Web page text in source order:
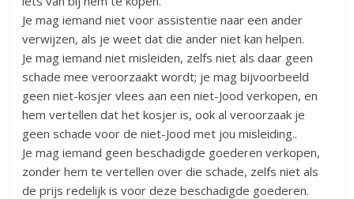
Je mag iemand niet voor assistentie naar een ander
verwijzen, als je weet dat die ander niet kan helpen.
Je mag iemand niet misleiden, zelfs niet als daar geen
schade mee veroorzaakt wordt; je mag bijvoorbeeld
geen niet-kosjer vlees aan een niet-Jood verkopen, en
hem vertellen dat het kosjer is, ook al veroorzaak je
geen schade voor de niet-Jood met jou misleiding..
Je mag iemand geen beschadigde goederen verkopen,
zonder hem te vertellen over die schade, zelfs niet als
de prijs redelijk is voor deze beschadigde goederen.